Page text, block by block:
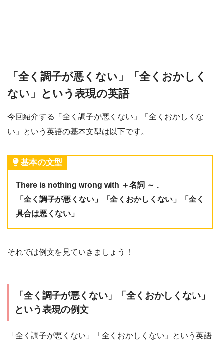
「全く調子が悪くない」「全くおかしく
ない」という表現の英語
今回紹介する「全く調子が悪くない」「全くおかしくな
い」という英語の基本文型は以下です。
基本の文型
There is nothing wrong with ＋名詞 ～ .
「全く調子が悪くない」「全くおかしくない」「全く
具合は悪くない」
それでは例文を見ていきましょう！
「全く調子が悪くない」「全くおかしくない」
という表現の例文
「全く調子が悪くない」「全くおかしくない」という英語